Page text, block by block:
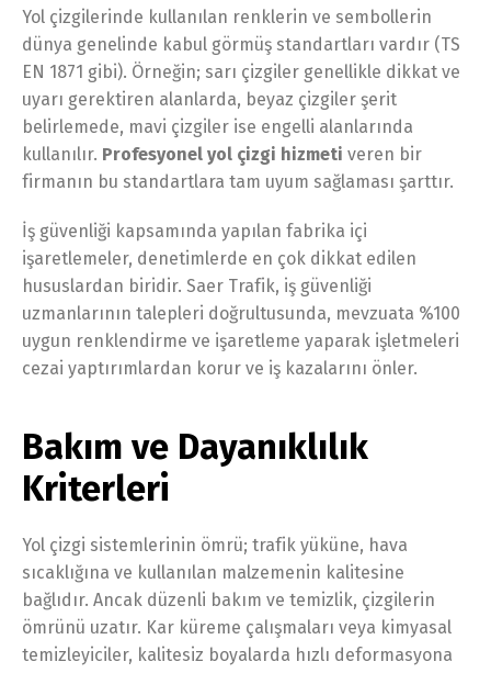
Yol çizgilerinde kullanılan renklerin ve sembollerin
dünya genelinde kabul görmüş standartları vardır (TS
EN 1871 gibi). Örneğin; sarı çizgiler genellikle dikkat ve
uyarı gerektiren alanlarda, beyaz çizgiler şerit
belirlemede, mavi çizgiler ise engelli alanlarında
kullanılır. Profesyonel yol çizgi hizmeti veren bir
firmanın bu standartlara tam uyum sağlaması şarttır.
İş güvenliği kapsamında yapılan fabrika içi
işaretlemeler, denetimlerde en çok dikkat edilen
hususlardan biridir. Saer Trafik, iş güvenliği
uzmanlarının talepleri doğrultusunda, mevzuata %100
uygun renklendirme ve işaretleme yaparak işletmeleri
cezai yaptırımlardan korur ve iş kazalarını önler.
Bakım ve Dayanıklılık
Kriterleri
Yol çizgi sistemlerinin ömrü; trafik yüküne, hava
sıcaklığına ve kullanılan malzemenin kalitesine
bağlıdır. Ancak düzenli bakım ve temizlik, çizgilerin
ömrünü uzatır. Kar küreme çalışmaları veya kimyasal
temizleyiciler, kalitesiz boyalarda hızlı deformasyona